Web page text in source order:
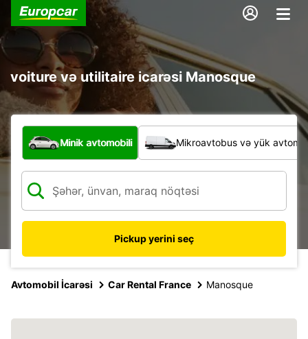
voiture və utilitaire icarəsi Manosque
Hansı növ nəqliyyat vasitəsi?
Minik avtomobili Mikroavtobus və yük
Pickup yerini seç
Avtomobil İcarəsi Car Rental France Manosque